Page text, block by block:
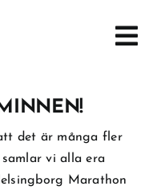
det är många fler
vi alla era
Marathon